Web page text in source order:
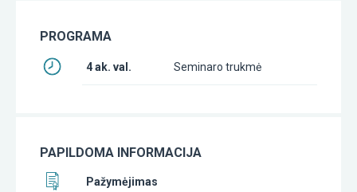
PROGRAMA
4 ak. val. Seminaro trukmė
PAPILDOMA INFORMACIJA
Pažymėjimas